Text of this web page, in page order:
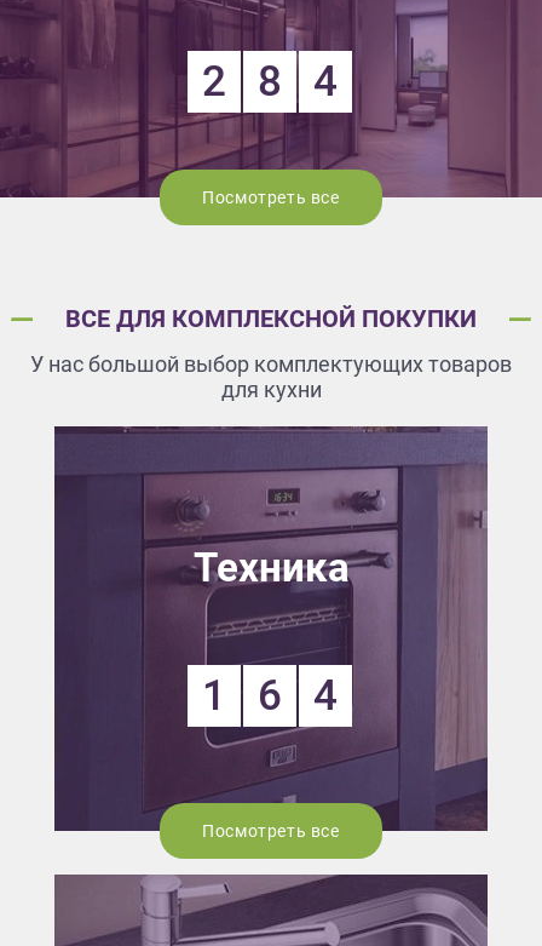
2 8 4
Посмотреть все
ВСЕ ДЛЯ КОМПЛЕКСНОЙ ПОКУПКИ
У нас большой выбор комплектующих товаров
для кухни
Техника
1 6 4
Посмотреть все